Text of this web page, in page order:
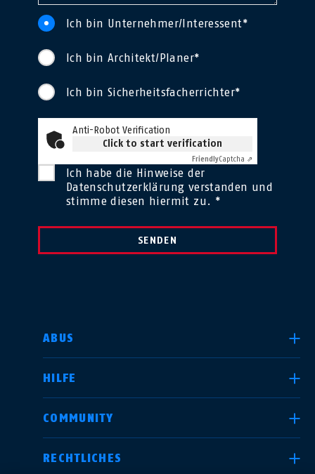
Ich bin Unternehmer/Interessent*
Ich bin Architekt/Planer*
Ich bin Sicherheitsfacherrichter*
Anti-Robot Verification
Click to start verification
FriendlyCaptcha ⇗
Ich habe die Hinweise der
Datenschutzerklärung verstanden und
stimme diesen hiermit zu. *
SENDEN
ABUS
HILFE
COMMUNITY
RECHTLICHES
LAND AUSWÄHLEN
Deutschland